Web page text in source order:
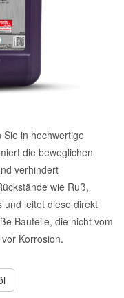
Sie in hochwertige
die beweglichen
verhindert
wie Ruß,
und leitet diese direkt
Bauteile, die nicht vom
Korrosion.